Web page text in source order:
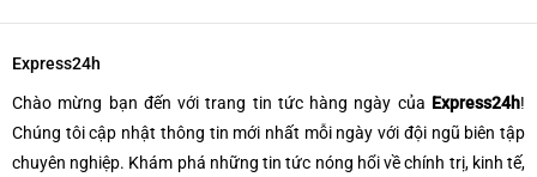
Express24h
Chào mừng bạn đến với trang tin tức hàng ngày của Express24h!
Chúng tôi cập nhật thông tin mới nhất mỗi ngày với đội ngũ biên tập
chuyên nghiệp. Khám phá những tin tức nóng hổi về chính trị, kinh tế,